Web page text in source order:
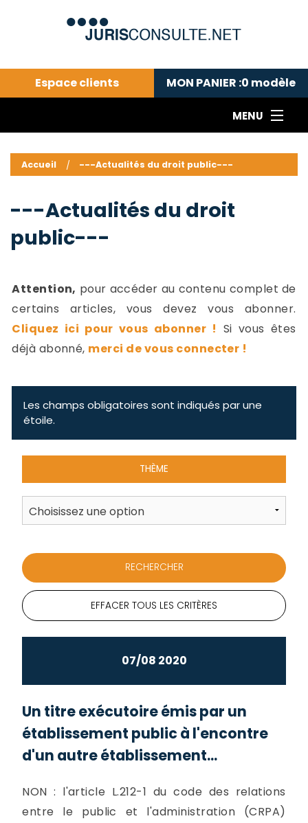
Espace clients MON PANIER :0 modèle
MENU
---Actualités du droit public---
Droit pénal---
Droit privé ---
Abonnement aux actualités
Accueil ---Actualités du droit public---
---Actualités du droit
public---
Attention, pour accéder au contenu complet de
certains articles, vous devez vous abonner.
Cliquez ici pour vous abonner ! Si vous êtes
déjà abonné, merci de vous connecter !
Les champs obligatoires sont indiqués par une
étoile.
THÈME
EFFACER TOUS LES CRITÈRES
07/08 2020
Un titre exécutoire émis par un
établissement public à l'encontre
d'un autre établissement...
NON : l'article L.212-1 du code des relations
entre le public et l'administration (CRPA)